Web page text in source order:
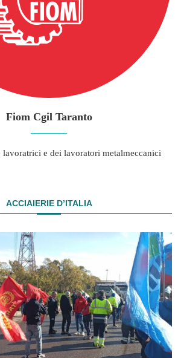
Fiom Cgil Taranto
lavoratrici e dei lavoratori metalmeccanici
ACCIAIERIE D’ITALIA